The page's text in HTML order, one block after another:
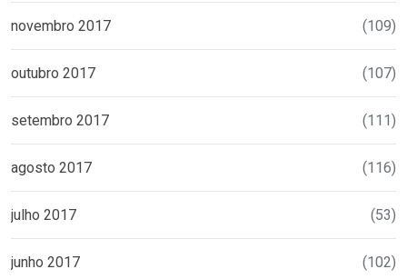
novembro 2017 (109)
outubro 2017 (107)
setembro 2017 (111)
agosto 2017 (116)
julho 2017 (53)
junho 2017 (102)